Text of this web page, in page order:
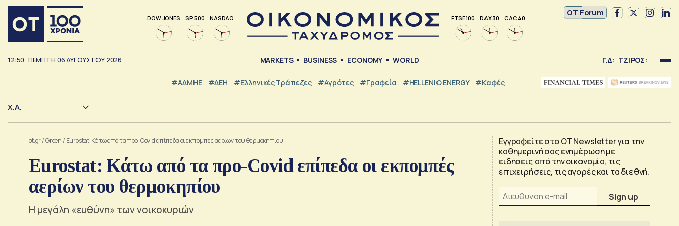
DOW JONES SP 500 NASDAQ FTSE 100 DAX 30 CAC 40
OT Forum
12:50 ΠΕΜΠΤΗ 06ΑΥΓΟΥΣΤΟΥ 2026 MARKETS BUSINESS ECONOMY WORLD Γ.Δ: ΤΖΙΡΟΣ:
#ΑΔΜΗΕ #ΔΕΗ #ελληνικές Τράπεζες #Αγρότες #Γραφεία #HELLENiQ ENERGY #καφές
Χ.Α.
ot.gr/Green / Eurostat: Κάτω από τα προ-Covid επίπεδα οι εκπομπές αερίων του θερμοκηπίου
Eurostat: Κάτω από τα προ-Covid επίπεδα οι εκπομπές
αερίων του θερμοκηπίου
Η μεγάλη «ευθύνη» των νοικοκυριών
Εγγραφείτε στο OT Newsletter για την
καθημερινή σας ενημέρωση με
ειδήσεις από την οικονομία, τις
επιχειρήσεις, τις αγορές και τα διεθνή.